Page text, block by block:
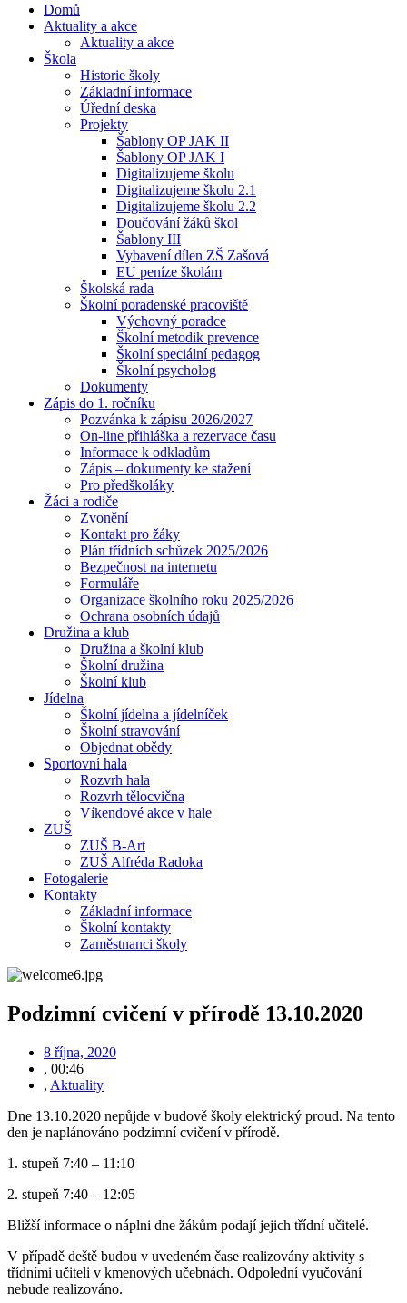
Domů
Aktuality a akce
Aktuality a akce
Škola
Historie školy
Základní informace
Úřední deska
Projekty
Šablony OP JAK II
Šablony OP JAK I
Digitalizujeme školu
Digitalizujeme školu 2.1
Digitalizujeme školu 2.2
Doučování žáků škol
Šablony III
Vybavení dílen ZŠ Zašová
EU peníze školám
Školská rada
Školní poradenské pracoviště
Výchovný poradce
Školní metodik prevence
Školní speciální pedagog
Školní psycholog
Dokumenty
Zápis do 1. ročníku
Pozvánka k zápisu 2026/2027
On-line přihláška a rezervace času
Informace k odkladům
Zápis – dokumenty ke stažení
Pro předškoláky
Žáci a rodiče
Zvonění
Kontakt pro žáky
Plán třídních schůzek 2025/2026
Bezpečnost na internetu
Formuláře
Organizace školního roku 2025/2026
Ochrana osobních údajů
Družina a klub
Družina a školní klub
Školní družina
Školní klub
Jídelna
Školní jídelna a jídelníček
Školní stravování
Objednat obědy
Sportovní hala
Rozvrh hala
Rozvrh tělocvična
Víkendové akce v hale
ZUŠ
ZUŠ B-Art
ZUŠ Alfréda Radoka
Fotogalerie
Kontakty
Základní informace
Školní kontakty
Zaměstnanci školy
Podzimní cvičení v přírodě 13.10.2020
8 října, 2020
, 00:46
, Aktuality
Dne 13.10.2020 nepůjde v budově školy elektrický proud. Na tento
den je naplánováno podzimní cvičení v přírodě.
1. stupeň 7:40 – 11:10
2. stupeň 7:40 – 12:05
Bližší informace o náplni dne žákům podají jejich třídní učitelé.
V případě deště budou v uvedeném čase realizovány aktivity s
třídními učiteli v kmenových učebnách. Odpolední vyučování
nebude realizováno.